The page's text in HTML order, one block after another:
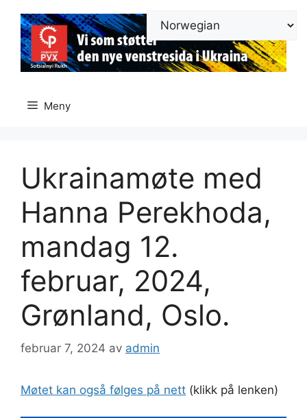
innhold
Meny
Ukrainamøte med
Hanna Perekhoda,
mandag 12.
februar, 2024,
Grønland, Oslo.
februar 7, 2024 av admin
Møtet kan også følges på nett (klikk på lenken)